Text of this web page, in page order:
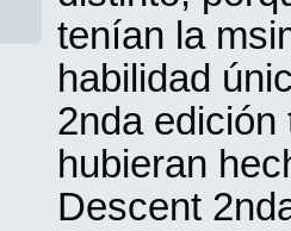
tenían la
habilidad
2nda
hubieran
Descent